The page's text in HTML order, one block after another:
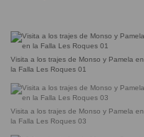
Visita a los trajes de Monso y Pamela en
la Falla Les Roques 01
Visita a los trajes de Monso y Pamela en
la Falla Les Roques 03